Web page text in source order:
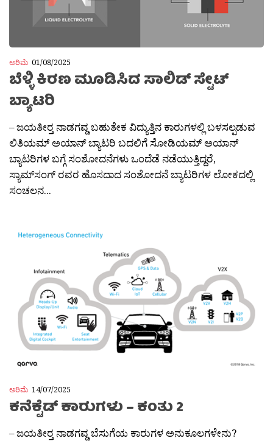
ಅರಿಮೆ 01/08/2025
ಬೆಳ್ಳಿ ಕಿರಣ ಮೂಡಿಸಿದ ಸಾಲಿಡ್ ಸ್ಟೇಟ್
ಬ್ಯಾಟರಿ
– ಜಯತೀರ‍್ತ ನಾಡಗವ್ಡ ಬಹುತೇಕ ವಿದ್ಯುತ್ತಿನ ಕಾರುಗಳಲ್ಲಿ ಬಳಸಲ್ಪಡುವ
ಲಿತಿಯಮ್ ಅಯಾನ್ ಬ್ಯಾಟರಿ ಬದಲಿಗೆ ಸೋಡಿಯಮ್ ಅಯಾನ್
ಬ್ಯಾಟರಿಗಳ ಬಗ್ಗೆ ಸಂಶೋದನೆಗಳು ಒಂದೆಡೆ ನಡೆಯುತ್ತಿದ್ದರೆ,
ಸ್ಯಾಮ್‌ಸಂಗ್ ರವರ ಹೊಸದಾದ ಸಂಶೋದನೆ ಬ್ಯಾಟರಿಗಳ ಲೋಕದಲ್ಲಿ
ಸಂಚಲನ...
ಅರಿಮೆ 14/07/2025
ಕನೆಕ್ಟೆಡ್ ಕಾರುಗಳು – ಕಂತು 2
– ಜಯತೀರ‍್ತ ನಾಡಗವ್ಡ ಬೆಸುಗೆಯ ಕಾರುಗಳ ಅನುಕೂಲಗಳೇನು?